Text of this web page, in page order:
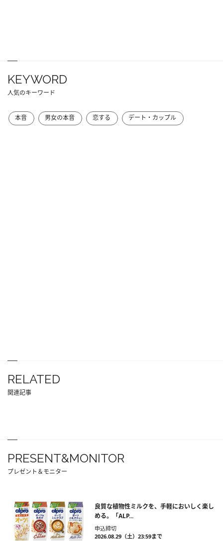
KEYWORD
人気のキーワード
本音 男女の本音 恋する デート・カップル
RELATED
関連記事
PRESENT&MONITOR
プレゼント＆モニター
良質な植物性ミルクを、手軽においしく楽し
める。「ALP...
申込締切
2026.08.29（土）23:59まで